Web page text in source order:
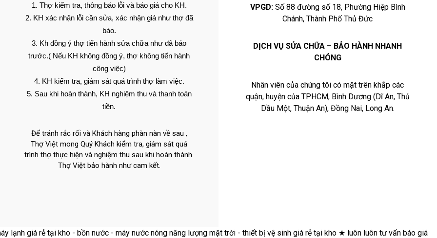
Thợ kiểm tra, thông báo lỗi và báo giá cho KH.
KH xác nhận lỗi cần sửa, xác nhận giá như thợ đã
báo.
Kh đồng ý thợ tiến hành sửa chữa như đã báo
trước.( Nếu KH không đồng ý, thợ không tiến hành
công việc)
KH kiểm tra, giám sát quá trình thợ làm việc.
Sau khi hoàn thành, KH nghiệm thu và thanh toán
tiền.
Để tránh rắc rối và Khách hàng phàn nàn về sau ,
Thợ Việt mong Quý Khách kiểm tra, giám sát quá
trình thợ thực hiện và nghiệm thu sau khi hoàn thành.
Thợ Việt bảo hành như cam kết.
VPGD: Số 88 đường số 18, Phường Hiệp Bình
Chánh, Thành Phố Thủ Đức
DỊCH VỤ SỬA CHỮA – BẢO HÀNH NHANH
CHÓNG
Nhân viên của chúng tôi có mặt trên khắp các
quận, huyện của TPHCM, Bình Dương (Dĩ An, Thủ
Dầu Một, Thuận An), Đồng Nai, Long An.
★